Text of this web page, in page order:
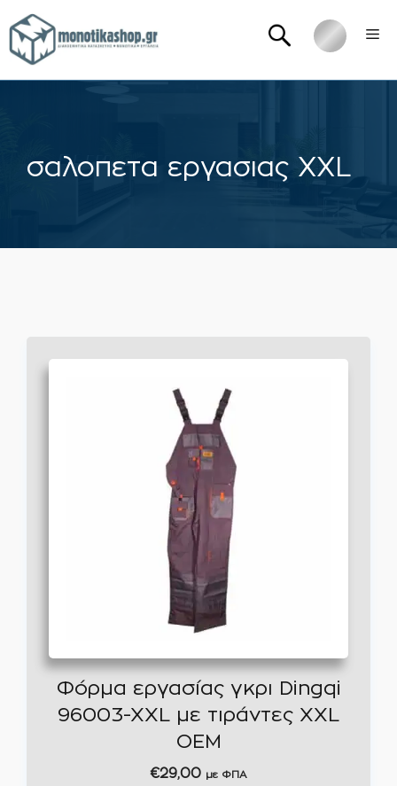
Μετάβαση
σε
περιεχόμενο
σαλοπετα εργασιας XXL
Φόρμα εργασίας γκρι Dingqi
96003-XXL με τιράντες XXL
OEM
€29,00 με ΦΠΑ